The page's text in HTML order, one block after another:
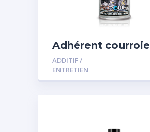
Adhérent courroie
ADDITIF /
ENTRETIEN